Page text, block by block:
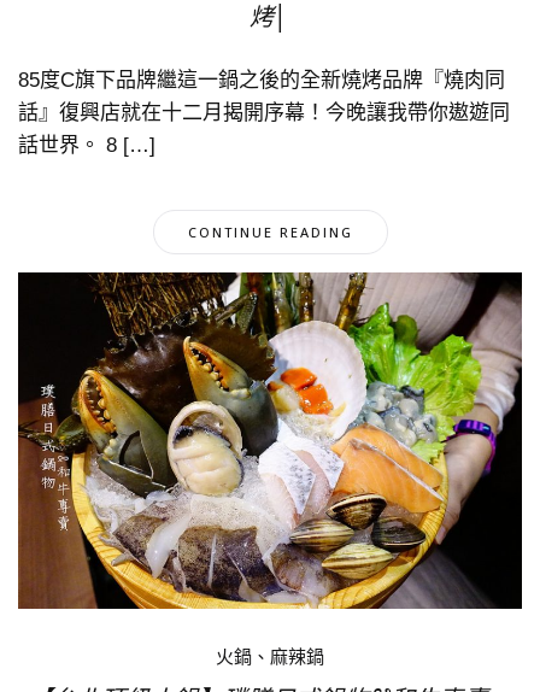
烤│
85度C旗下品牌繼這一鍋之後的全新燒烤品牌『燒肉同
話』復興店就在十二月揭開序幕！今晚讓我帶你遨遊同
話世界。 8 […]
CONTINUE READING
火鍋、麻辣鍋